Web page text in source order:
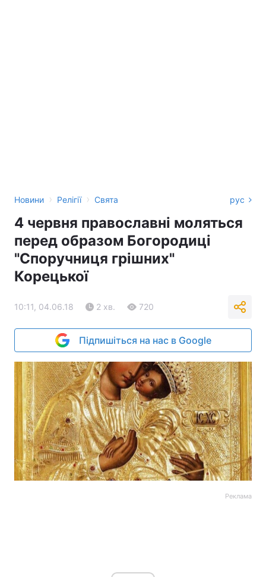
Новини › Релігії › Свята рус
4 червня православні моляться
перед образом Богородиці
"Споручниця грішних"
Корецької
10:11, 04.06.18 2 хв. 720
Підпишіться на нас в Google
Реклама